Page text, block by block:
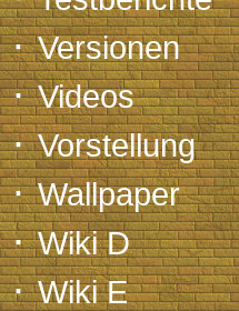
·Versionen
·Videos
·Vorstellung
·Wallpaper
·Wiki D
·Wiki E